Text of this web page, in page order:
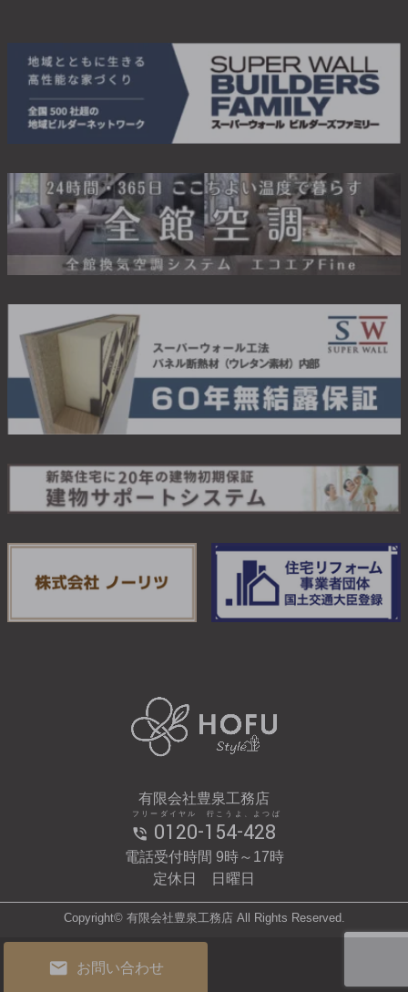
お問い合わせ
有限会社豊泉工務店
0120-154-428
フリーダイヤル 行こうよ、よつば
電話受付時間 9時～17時
定休日 日曜日
Copyright© 有限会社豊泉工務店 All Rights Reserved.